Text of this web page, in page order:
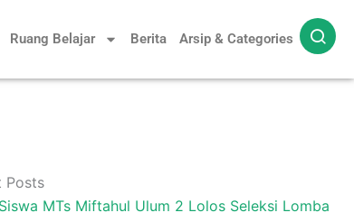
Ruang Belajar Berita Arsip & Categories
Posts
Siswa MTs Miftahul Ulum 2 Lolos Seleksi Lomba